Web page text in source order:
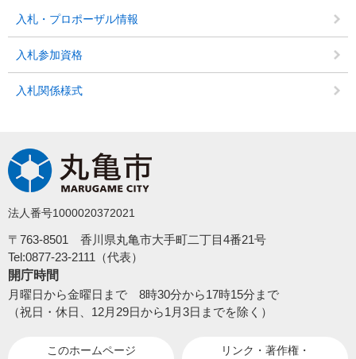
入札・プロポーザル情報
入札参加資格
入札関係様式
法人番号1000020372021
〒763-8501 香川県丸亀市大手町二丁目4番21号
Tel:0877-23-2111（代表）
開庁時間
月曜日から金曜日まで 8時30分から17時15分まで
（祝日・休日、12月29日から1月3日までを除く）
このホームページ
リンク・著作権・